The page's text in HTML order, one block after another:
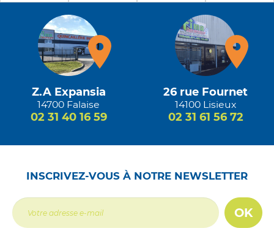
Z.A Expansia
14700 Falaise
02 31 40 16 59
26 rue Fournet
14100 Lisieux
02 31 61 56 72
INSCRIVEZ-VOUS À NOTRE NEWSLETTER
OK